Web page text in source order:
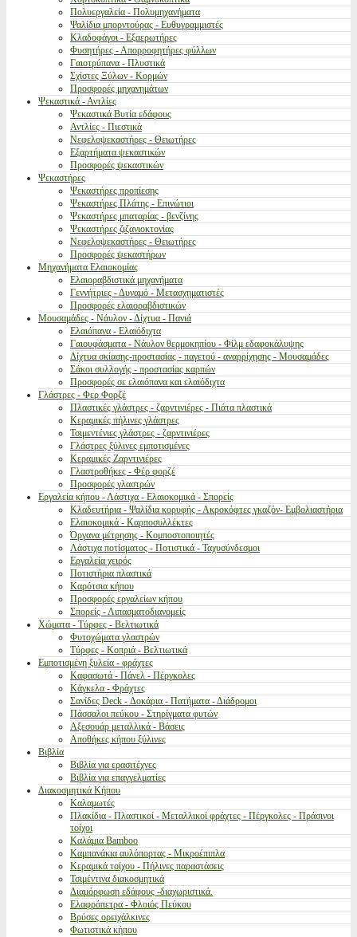
Πολυεργαλεία - Πολυμηχανήματα
Ψαλίδια μπορντούρας - Ευθυγραμμιστές
Κλαδοφάγοι - Εξαερωτήρες
Φυσητήρες - Απορροφητήρες φύλλων
Γαιοτρύπανα - Πλυστικά
Σχίστες Ξύλων - Κορμών
Προσφορές μηχανημάτων
Ψεκαστικά - Αντλίες
Ψεκαστικά Βυτία εδάφους
Αντλίες - Πιεστικά
Νεφελοψεκαστήρες - Θειωτήρες
Εξαρτήματα ψεκαστικών
Προσφορές ψεκαστικών
Ψεκαστήρες
Ψεκαστήρες προπίεσης
Ψεκαστήρες Πλάτης - Επινώτιοι
Ψεκαστήρες μπαταρίας - βενζίνης
Ψεκαστήρες ζιζανιοκτονίας
Νεφελοψεκαστήρες - Θειωτήρες
Προσφορές ψεκαστήρων
Μηχανήματα Ελαιοκομίας
Ελαιοραβδιστικά μηχανήματα
Γεννήτριες - Δυναμό - Μετασχηματιστές
Προσφορές ελαιοραβδιστικών
Μουσαμάδες - Νάυλον - Δίχτυα - Πανιά
Ελαιόπανα - Ελαιόδιχτα
Γαιουφάσματα - Νάυλον θερμοκηπίου - Φίλμ εδαφοκάλυψης
Δίχτυα σκίασης-προστασίας - παγετού - αναρρίχησης - Μουσαμάδες
Σάκοι συλλογής - προστασίας καρπών
Προσφορές σε ελαιόπανα και ελαιόδιχτα
Γλάστρες - Φερ Φορζέ
Πλαστικές γλάστρες - ζαρντινιέρες - Πιάτα πλαστικά
Κεραμικές πήλινες γλάστρες
Τσιμεντένιες γλάστρες - ζαρντινιέρες
Γλάστρες ξύλινες εμποτισμένες
Κεραμικές Ζαρντινιέρες
Γλαστροθήκες - Φέρ φορζέ
Προσφορές γλαστρών
Εργαλεία κήπου - Λάστιχα - Ελαιοκομικά - Σπορείς
Κλαδευτήρια - Ψαλίδια κορυφής - Ακροκόφτες γκαζόν- Εμβολιαστήρια
Ελαιοκομικά - Καρποσυλλέκτες
Όργανα μέτρησης - Κομποστοποιητές
Λάστιχα ποτίσματος - Ποτιστικά - Ταχυσύνδεσμοι
Εργαλεία χειρός
Ποτιστήρια πλαστικά
Καρότσια κήπου
Προσφορές εργαλείων κήπου
Σπορείς - Λιπασματοδιανομείς
Χώματα - Τύρφες - Βελτιωτικά
Φυτοχώματα γλαστρών
Τύρφες - Κοπριά - Βελτιωτικά
Εμποτισμένη ξυλεία - φράχτες
Καφασωτά - Πάνελ - Πέργκολες
Κάγκελα - Φράχτες
Σανίδες Deck - Δοκάρια - Πατήματα - Διάδρομοι
Πάσσαλοι πεύκου - Στηρίγματα φυτών
Αξεσουάρ μεταλλικά - Βάσεις
Αποθήκες κήπου ξύλινες
Βιβλία
Βιβλία για ερασιτέχνες
Βιβλία για επαγγελματίες
Διακοσμητικά Κήπου
Καλαμωτές
Πλακίδια - Πλαστικοί - Μεταλλικοί φράχτες - Πέργκολες - Πράσινοι
τοίχοι
Καλάμια Bamboo
Καμπανάκια αυλόπορτας - Μικροέπιπλα
Κεραμικά τοίχου - Πήλινες παραστάσεις
Τσιμέντινα διακοσμητικά
Διαμόρφωση εδάφους -διαχωριστικά.
Ελαφρόπετρα - Φλοιός Πεύκου
Βρύσες ορειχάλκινες
Φωτιστικά κήπου